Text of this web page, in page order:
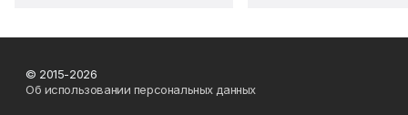
© 2015-2026
Об использовании персональных данных